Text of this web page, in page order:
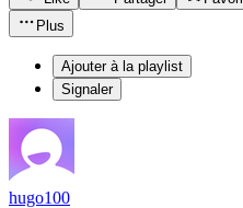
Plus
Ajouter à la playlist
Signaler
hugo100